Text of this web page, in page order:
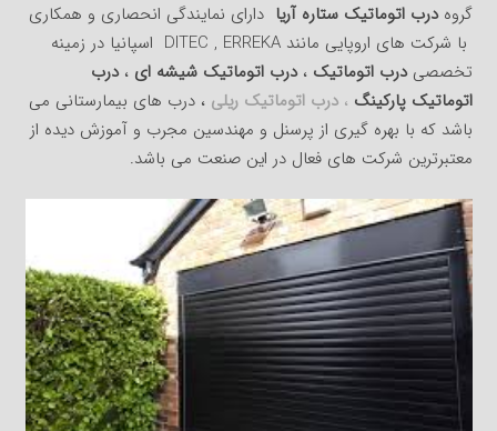
گروهدرب اتوماتیک ستاره آریا دارای نمایندگی انحصاری و همکاری
با شرکت های اروپایی مانند DITEC , ERREKA اسپانیا در زمینه
تخصصیدرب اتوماتیک ،درب اتوماتیک شیشه ای، درب
اتوماتیک پارکینگ ،درب اتوماتیک ریلی ، درب های بیمارستانی می
باشد که با بهره گیری از پرسنل و مهندسین مجرب و آموزش دیده از
معتبرترین شرکت های فعال در این صنعت می باشد.